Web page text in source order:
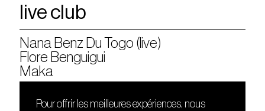
live club
Nana Benz Du Togo (live)
Flore Benguigui
Maka
Pour offrir les meilleures expériences, nous